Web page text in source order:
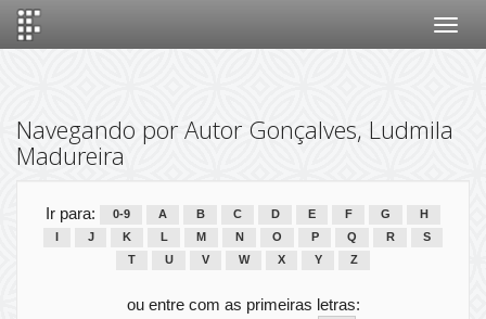
Navegando por Autor Gonçalves, Ludmila
Madureira
Ir para: 0-9 A B C D E F G
H
J K L M N O P Q R
S
T
U V W X Y Z
ou entre com as primeiras letras: